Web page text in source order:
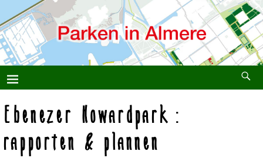
Ebenezer Howardpark:
rapporten & plannen